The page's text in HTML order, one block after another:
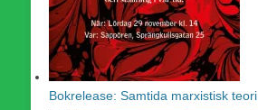
Bokrelease: Samtida marxistisk teori